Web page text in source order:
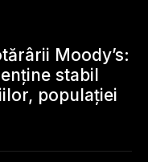
Moody’s:
stabil
populației